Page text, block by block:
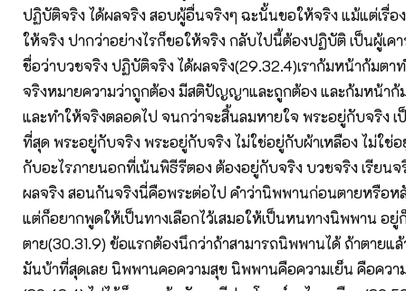
ปฏิบัติจริง ได้ผลจริง สอบผู้อื่นจริงๆ ฉะนั้นขอให้จริง แม้แต่เรื่
ให้จริง ปากว่าอย่างไรก็ขอให้จริง กลับไปนี้ต้องปฏิบัติ เป็นผู้เค
ชื่อว่าบวชจริง ปฏิบัติจริง ได้ผลจริง(29.32.4)เราก้มหน้าก้มตา
จริงหมายความว่าถูกต้อง มีสติปัญญาและถูกต้อง และก้มหน้าก้
และทำให้จริงตลอดไป จนกว่าจะสิ้นลมหายใจ พระอยู่กับจริง
ที่สุด พระอยู่กับจริง พระอยู่กับจริง ไม่ใช่อยู่กับผ้าเหลือง ไม่ใช่
กับอะไรภายนอกที่เน้นพิธีรีตอง ต้องอยู่กับจริง บวชจริง เรียนจ
ผลจริง สอนกันจริงนี่คือพระต่อไป คำว่านิพพานก่อนตายหรือหลั
แต่ก็อยากพูดให้เป็นทางเลือกไว้เสมอให้เป็นหนทางนิพพาน อยู่
ตาย(30.31.9) ข้อแรกต้องนึกว่าถ้าสามารถนิพพานได้ ถ้าตายแ
มันบ้าที่สุดเลย นิพพานคอความสุข นิพพานคือความเย็น คือควา